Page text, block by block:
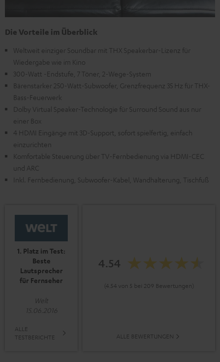
Die Vorteile im Überblick
Weltweit einziger Soundbar mit THX Speakerbar-Lizenz für
Wiedergabe wie im Kino
300-Watt -Endstufe, 7 Töner, 2-Wege-System
Bärenstarker 250-Watt-Subwoofer, Grenzfrequenz 35 Hz für THX-
Bass-Feuerwerk
Dolby Virtual Speaker-Technologie für Surround Sound aus nur
einer Box
4 HDMI Eingänge mit 3D-Support, sofort spielfertig, einfach
einzurichten
Komfortable Steuerung über TV-Fernbedienung via HDMI-CEC
und ARC
Inkl. Fernbedienung, Subwoofer-Kabel, Wandhalterung, Tischfuß
1. Platz im Test:
Beste
Lautsprecher
für Fernseher
Welt
15.06.2016
ALLE
TESTBERICHTE
4.54
(4.54 von 5 bei 209 Bewertungen)
ALLE BEWERTUNGEN